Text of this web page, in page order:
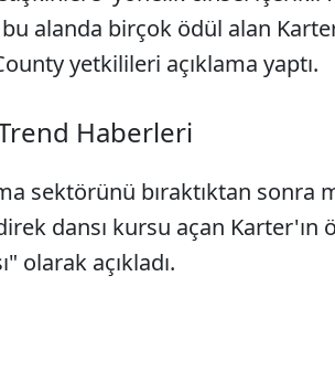
alanda birçok ödül alan
yetkilileri açıklama yaptı.
Haberleri
sektörünü bıraktıktan sonra
dansı kursu açan Karter'ın
olarak açıkladı.